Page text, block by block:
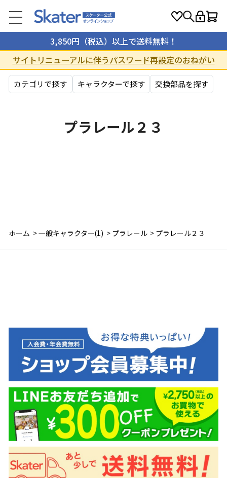
3,850円（税込）以上で送料無料！
サイトリニューアルに伴うパスワード再設定のおねがい
カテゴリで探す キャラクターで探す 交換部品を探す
プラレール２３
ホーム >一般キャラクター(1) > プラレール > プラレール２３